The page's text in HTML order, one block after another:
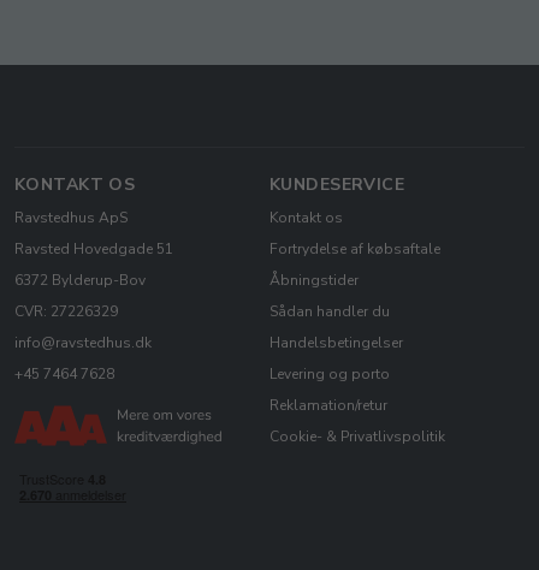
KONTAKT OS
Ravstedhus ApS
Ravsted Hovedgade 51
6372 Bylderup-Bov
CVR: 27226329
info@ravstedhus.dk
+45 7464 7628
KUNDESERVICE
Kontakt os
Fortrydelse af købsaftale
Åbningstider
Sådan handler du
Handelsbetingelser
Levering og porto
Reklamation/retur
Cookie- & Privatlivspolitik